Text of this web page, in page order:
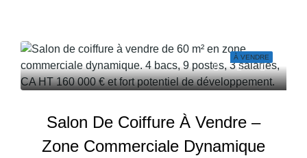
À VENDRE
Salon De Coiffure À Vendre –
Zone Commerciale Dynamique